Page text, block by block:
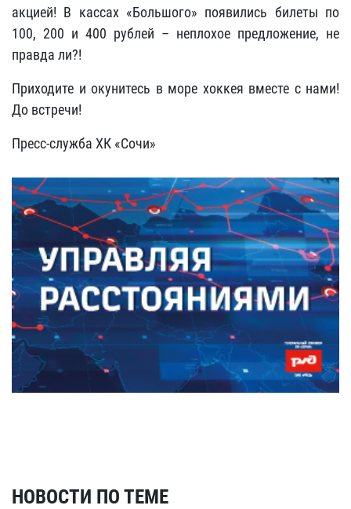
акцией! В кассах «Большого» появились билеты по
100, 200 и 400 рублей – неплохое предложение, не
правда ли?!
Приходите и окунитесь в море хоккея вместе с нами!
До встречи!
Пресс-служба ХК «Сочи»
НОВОСТИ ПО ТЕМЕ